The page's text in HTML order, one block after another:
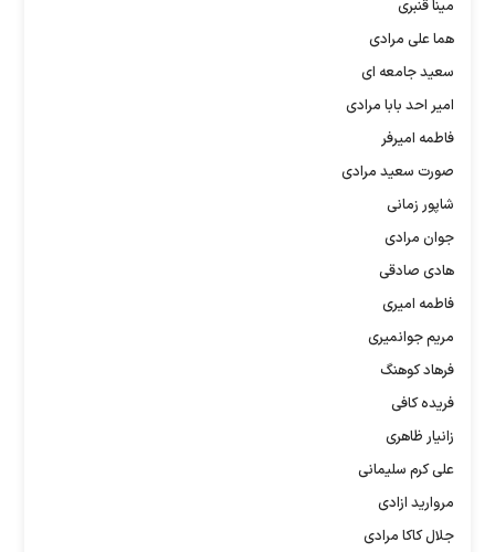
مینا قنبری
هما علی مرادی
سعید جامعه ای
امیر احد بابا مرادی
فاطمه امیرفر
صورت سعید مرادی
شاپور زمانی
جوان مرادی
هادی صادقی
فاطمه امیری
مریم جوانمیری
فرهاد کوهنگ
فریده کافی
زانیار ظاهری
علی کرم سلیمانی
مروارید ازادی
جلال کاکا مرادی